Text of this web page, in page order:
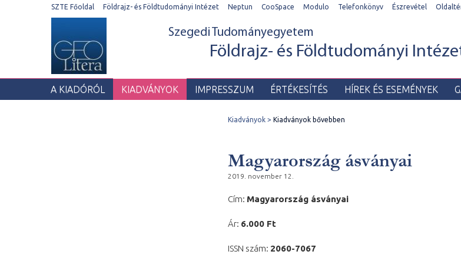
SZTE Főoldal Földrajz- és Földtudományi Intézet Neptun CooSpace Modulo Telefonkönyv Észrevétel
Szegedi Tudományegyetem
Földrajz- és Földtudományi
A KIADÓRÓL KIADVÁNYOK IMPRESSZUM ÉRTÉKESÍTÉS HÍREK ÉS ESEMÉNYEK
Kiadványok Kiadványok bővebben
Magyarország ásványai
2019. november 12.
Cím: Magyarország ásványai
Ár: 6.000 Ft
ISSN szám: 2060-7067